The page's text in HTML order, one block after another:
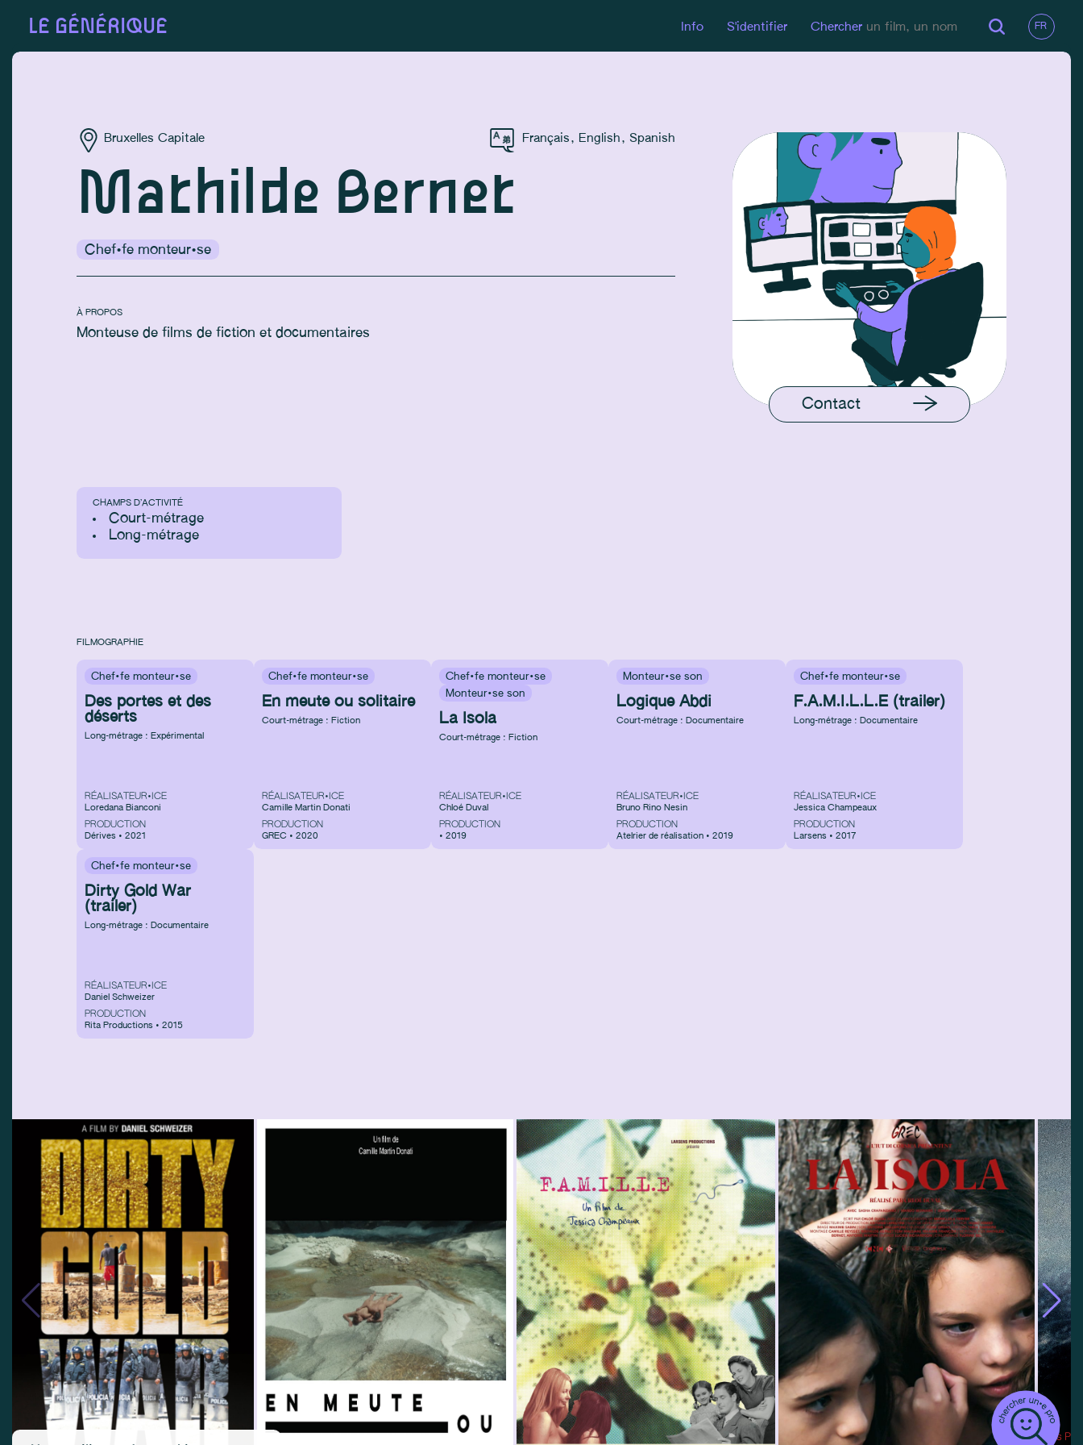
LE GÉNÉRIQUE Info S'identifier Chercher
Bruxelles Capitale Français , English , Spanish
Mathilde Bernet
Chef·fe monteur·se
À PROPOS
Monteuse de films de fiction et documentaires
EN LIGNE
Site Pro
mathilde.bernet@gmail.com
Contact
CHAMPS D’ACTIVITÉ
Court-métrage
Long-métrage
FILMOGRAPHIE
Chef·fe monteur·se
Des portes et des
déserts
Long-métrage : Expérimental
RÉALISATEUR•ICE
Loredana Bianconi
PRODUCTION
Dérives • 2021
Chef·fe monteur·se
En meute ou solitaire
Court-métrage : Fiction
RÉALISATEUR•ICE
Camille Martin Donati
PRODUCTION
GREC • 2020
Chef·fe monteur·se
Monteur·se son
La Isola
Court-métrage : Fiction
RÉALISATEUR•ICE
Chloé Duval
PRODUCTION
• 2019
Monteur·se son
Logique Abdi
Court-métrage : Documentaire
RÉALISATEUR•ICE
Bruno Rino Nesin
PRODUCTION
Atelrier de réalisation • 2019
Chef·fe monteur·se
F.A.M.I.L.L.E (trailer)
Long-métrage : Documentaire
RÉALISATEUR•ICE
Jessica Champeaux
PRODUCTION
Larsens • 2017
Chef·fe monteur·se
Dirty Gold War
(trailer)
Long-métrage : Documentaire
RÉALISATEUR•ICE
Daniel Schweizer
PRODUCTION
Rita Productions • 2015